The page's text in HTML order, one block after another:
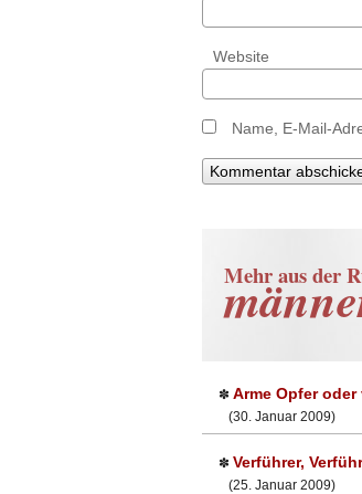
Website
Name, E-Mail-
Mehr aus der
✽ Arme Opfer
(30. Januar 2009)
✽ Verführer,
(25. Januar 2009)